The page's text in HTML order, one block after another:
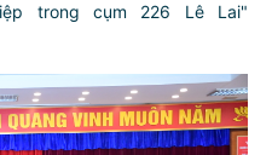
trong cụm 226 Lê Lai"